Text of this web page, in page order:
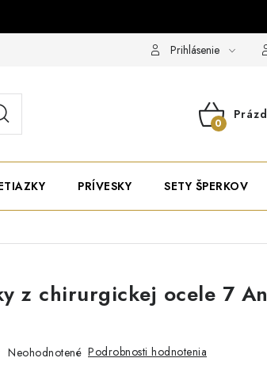
Prihlásenie
PRÍVESKY SETY ŠPERKOV
z chirurgickej ocele 7
Neohodnotené Podrobnosti hodnotenia